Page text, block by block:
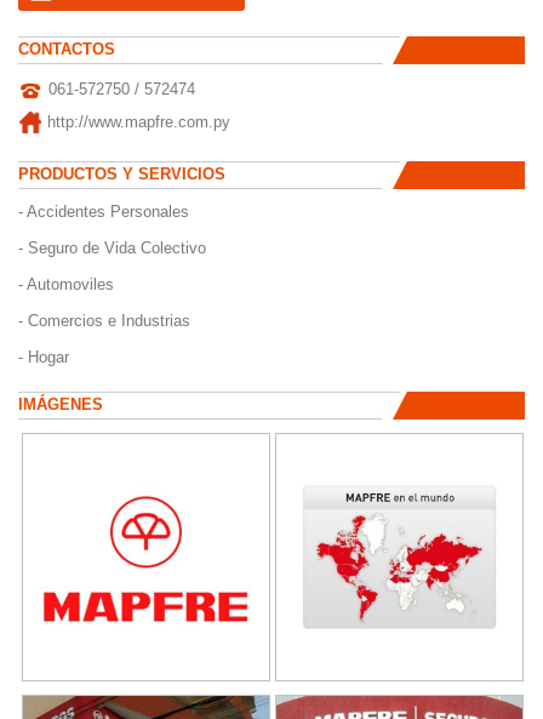
CONTACTOS
061-572750 / 572474
http://www.mapfre.com.py
PRODUCTOS Y SERVICIOS
- Accidentes Personales
- Seguro de Vida Colectivo
- Automoviles
- Comercios e Industrias
- Hogar
IMÁGENES